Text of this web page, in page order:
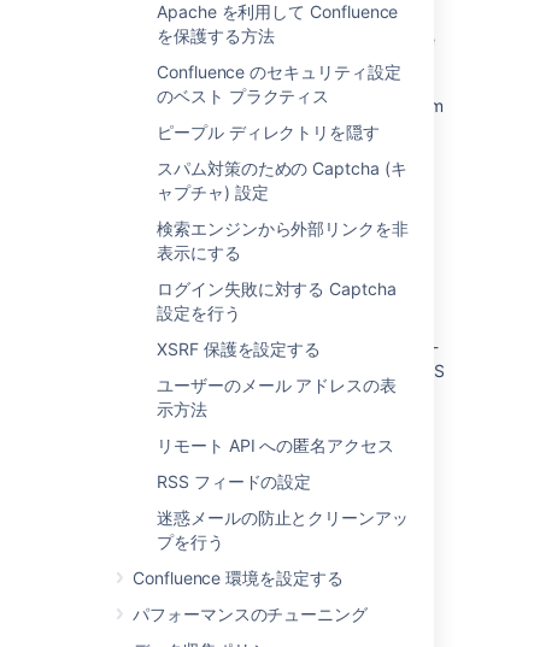
Apache を利用して Confluence
を保護する方法
Confluence のセキュリティ設定
のベスト プラクティス
ピープル ディレクトリを隠す
スパム対策のための Captcha (キ
ャプチャ) 設定
検索エンジンから外部リンクを非
表示にする
ログイン失敗に対する Captcha
設定を行う
XSRF 保護を設定する
ユーザーのメール アドレスの表
示方法
リモート API への匿名アクセス
RSS フィードの設定
迷惑メールの防止とクリーンアッ
プを行う
Confluence 環境を設定する
パフォーマンスのチューニング
Can't check base URL warning in Confluence
6.6 or later
How to check if Confluence is accessible from
the internet
Configure CORS for specific URLs in
Confluence 7.15+
Possible Confluence and Synchrony
Configurations
Configuring the Allowlist
Confluence interface not rendering properly -
HTTP 404 or 500 errors when loading CSS/JS
How do I allow other users to access my
localhost evaluation instance of Confluence?
Getting CORS errors when accessing
Powered by Confluenceand